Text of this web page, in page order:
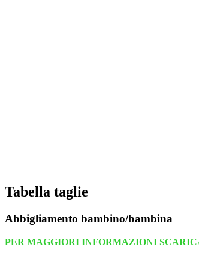
Tabella taglie
Abbigliamento bambino/bambina
PER MAGGIORI INFORMAZIONI